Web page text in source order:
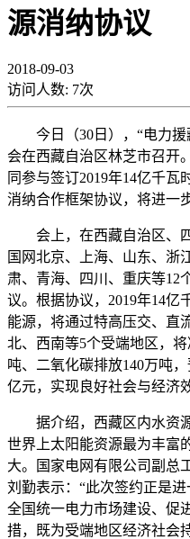
源消纳协议
2018-09-03
访问人数: 7次
今日（30日），“电力援
会在西藏自治区林芝市召开
同参与签订2019年14亿千瓦
消纳合作框架协议，将进一
会上，在西藏自治区、四
国网北京、上海、山东、浙
肃、青海、四川、重庆等12
议。根据协议，2019年14亿
能源，将通过特高压交、直
北、西南等5个受端地区，
吨、二氧化碳排放140万吨
亿元，实现良好社会与经济
据介绍，西藏区内水资源
世界上太阳能资源最为丰富
大。国家电网有限公司副总
刘勤表示：“此次签约正是
全国统一电力市场建设、促
措，既为受端地区经济社会